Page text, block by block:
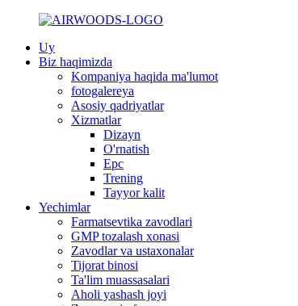
Uy
Biz haqimizda
Kompaniya haqida ma'lumot
fotogalereya
Asosiy qadriyatlar
Xizmatlar
Dizayn
O'rnatish
Epc
Trening
Tayyor kalit
Yechimlar
Farmatsevtika zavodlari
GMP tozalash xonasi
Zavodlar va ustaxonalar
Tijorat binosi
Ta'lim muassasalari
Aholi yashash joyi